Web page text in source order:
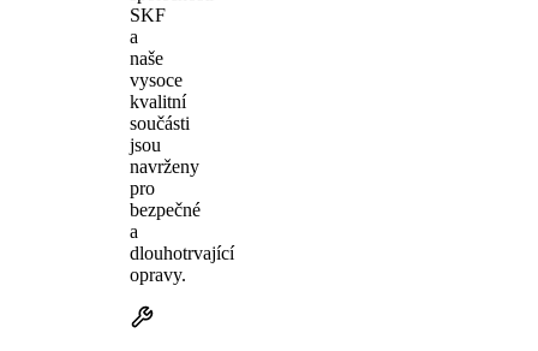
SKF
a
naše
vysoce
kvalitní
součásti
jsou
navrženy
pro
bezpečné
a
dlouhotrvající
opravy.